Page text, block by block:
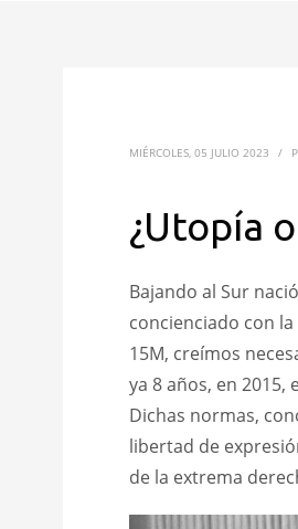
MIÉRCOLES, 05 JULIO 2023 /
¿Utopía
Bajando al Sur
concienciado con
15M, creímos
ya 8 años, en 2015,
Dichas normas,
libertad de
de la extrema